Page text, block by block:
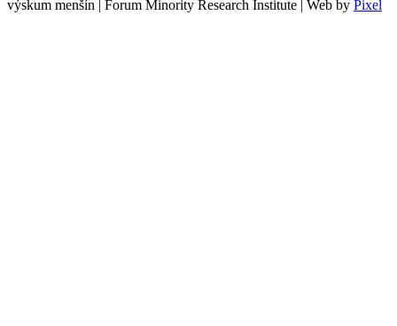
výskum menšín | Forum Minority Research Institute | Web by Pixel